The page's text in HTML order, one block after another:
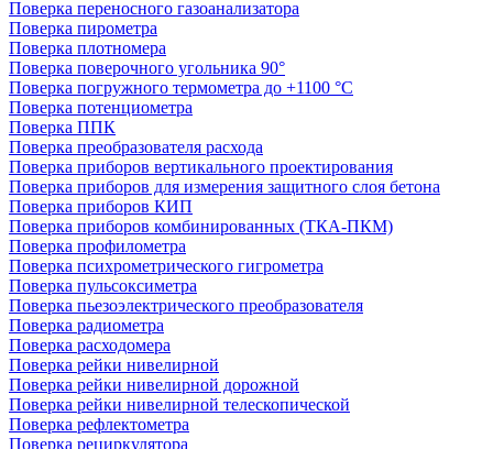
Поверка переносного газоанализатора
Поверка пирометра
Поверка плотномера
Поверка поверочного угольника 90°
Поверка погружного термометра до +1100 °С
Поверка потенциометра
Поверка ППК
Поверка преобразователя расхода
Поверка приборов вертикального проектирования
Поверка приборов для измерения защитного слоя бетона
Поверка приборов КИП
Поверка приборов комбинированных (ТКА-ПКМ)
Поверка профилометра
Поверка психрометрического гигрометра
Поверка пульсоксиметра
Поверка пьезоэлектрического преобразователя
Поверка радиометра
Поверка расходомера
Поверка рейки нивелирной
Поверка рейки нивелирной дорожной
Поверка рейки нивелирной телескопической
Поверка рефлектометра
Поверка рециркулятора